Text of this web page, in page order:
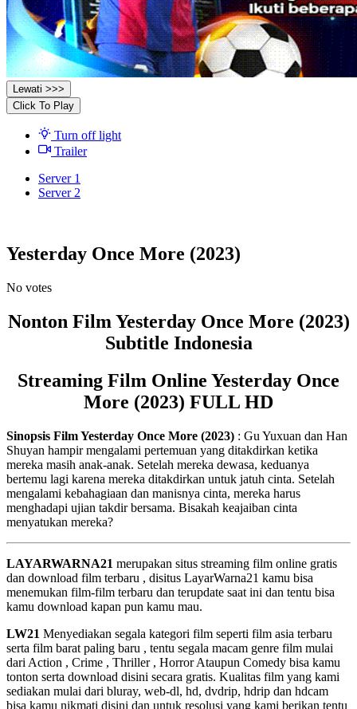
Lewati >>>
Click To Play
Turn off light
Trailer
Server 1
Server 2
Yesterday Once More (2023)
No votes
Nonton Film Yesterday Once More (2023)
Subtitle Indonesia
Streaming Film Online Yesterday Once
More (2023) FULL HD
Sinopsis Film Yesterday Once More (2023) : Gu Yuxuan dan Han
Shuyan hampir mengalami pertemuan yang ditakdirkan ketika
mereka masih anak-anak. Setelah mereka dewasa, keduanya
bertemu lagi karena mereka ditakdirkan untuk jatuh cinta. Setelah
mengalami kebahagiaan dan manisnya cinta, mereka harus
menghadapi ujian takdir bersama. Bisakah keajaiban cinta
menyatukan mereka?
LAYARWARNA21 merupakan situs streaming film online gratis
dan download film terbaru , disitus LayarWarna21 kamu bisa
menemukan film-film terbaru dan terupdate saat ini dan tentu bisa
kamu download kapan pun kamu mau.
LW21 Menyediakan segala kategori film seperti film asia terbaru
serta film barat paling baru , tentu segala macam genre film mulai
dari Action , Crime , Thriller , Horror Ataupun Comedy bisa kamu
tonton serta download disini secara gratis. Kualitas film yang kami
sediakan mulai dari bluray, web-dl, hd, dvdrip, hdrip dan hdcam
bisa kamu nikmati disini dan untuk resolusi yang kami berikan tentu